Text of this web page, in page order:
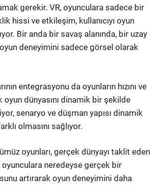
gerekir. VR, oyunculara sadece bir
hissi ve etkileşim, kullanıcıyı oyun
Bir anda bir savaş alanında, bir uzay
deneyimini sadece görsel olarak
entegrasyonu da oyunların hızını ve
oyun dünyasını dinamik bir şekilde
senaryo ve düşman yapısı dinamik
olmasını sağlıyor.
oyunları, gerçek dünyayı taklit eden
neredeyse gerçek bir
artırarak oyun deneyimini daha